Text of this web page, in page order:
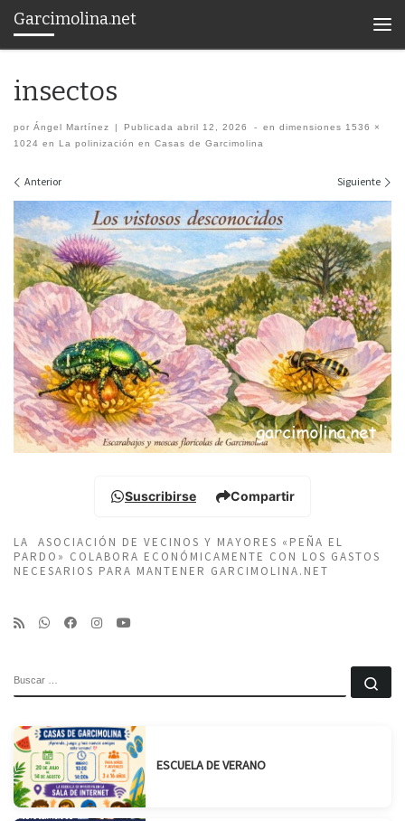
Saltar al contenido
Garcimolina.net
insectos
por Ángel Martínez | Publicadaabril 12, 2026 - en dimensiones 1536 ×
1024 en La polinización en Casas de Garcimolina
Navegación de imágenes
Anterior Siguiente
Suscribirse Compartir
LA ASOCIACIÓN DE VECINOS Y MAYORES «PEÑA EL
PARDO» COLABORA ECONÓMICAMENTE CON LOS GASTOS
NECESARIOS PARA MANTENER GARCIMOLINA.NET
ESCUELA DE VERANO